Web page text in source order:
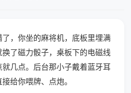
，你坐的麻将机，底板里埋满
了磁力骰子，桌板下的电磁线
几点。后台那小子戴着蓝牙耳
给你喂牌、点炮。